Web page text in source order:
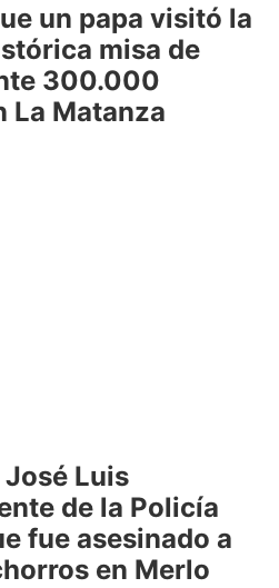
un papa visitó la
misa de
300.000
La Matanza
Luis
de la Policía
fue asesinado a
en Merlo